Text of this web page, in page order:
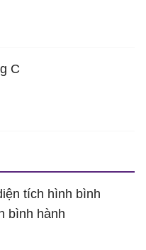
C
tích hình bình
bình hành